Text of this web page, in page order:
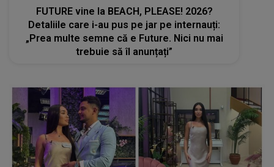
FUTURE vine la BEACH, PLEASE! 2026?
Detaliile care i-au pus pe jar pe internauți:
„Prea multe semne că e Future. Nici nu mai
trebuie să îl anunțați”